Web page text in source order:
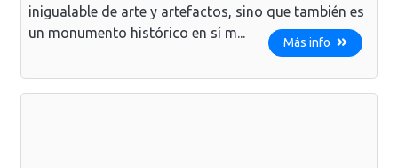
inigualable de arte y artefactos, sino que también es
un monumento histórico en sí m...
Más info